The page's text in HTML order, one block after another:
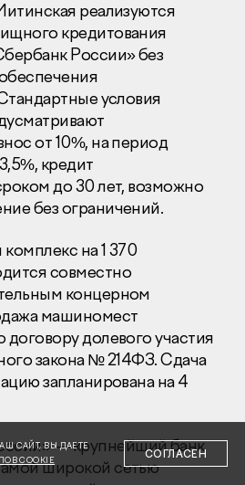
«Пионер»
реализуются
кредитования
России» без
условия
от 10%, на период
кредит
до 30 лет, возможно
без ограничений.
на 1 370
совместно
концерном
машиномест
договору долевого участия
закона № 214ФЗ. Сдача
запланирована на 4
— крупнейший банк
широкой сетью
САЙТ, ВЫ ДАЕТЕ
COOKIE
СОГЛАСЕН